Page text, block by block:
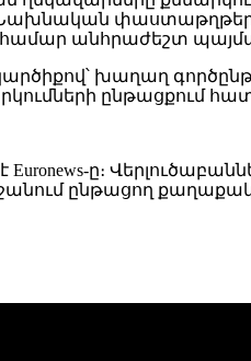
Նախնական
համար անհրաժեշտ
խաղաղ
ընթացքում
Euronews-ը։
ընթացող